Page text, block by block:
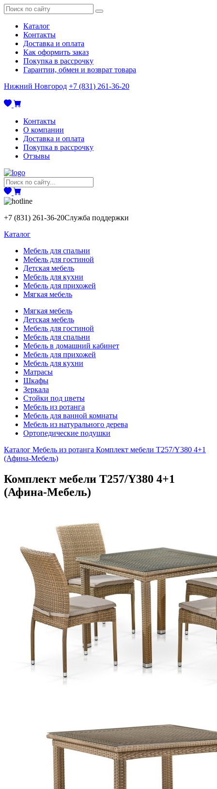
Каталог
Контакты
Доставка и оплата
Как оформить заказ
Покупка в рассрочку
Гарантии, обмен и возврат товара
Нижний Новгород +7 (831) 261-36-20
Контакты
О компании
Доставка и оплата
Покупка в рассрочку
Отзывы
+7 (831) 261-36-20Служба поддержки
Каталог
Мебель для спальни
Мебель для гостиной
Детская мебель
Мебель для кухни
Мебель для прихожей
Мягкая мебель
Мягкая мебель
Детская мебель
Мебель для гостиной
Мебель для спальни
Мебель в домашний кабинет
Мебель для прихожей
Мебель для кухни
Матрасы
Шкафы
Зеркала
Стойки под цветы
Мебель из ротанга
Мебель для ванной комнаты
Мебель из натурального дерева
Ортопедические подушки
Каталог Мебель из ротанга Комплект мебели T257/Y380 4+1
(Афина-Мебель)
Комплект мебели T257/Y380 4+1
(Афина-Мебель)